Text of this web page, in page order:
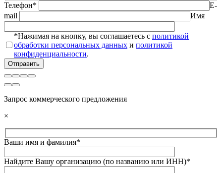
Телефон*
E-
mail
Имя
*Нажимая на кнопку, вы соглашаетесь с политикой
обработки персональных данных и политикой
конфиденциальности.
Запрос коммерческого предложения
×
Ваши имя и фамилия*
Найдите Вашу организацию (по названию или ИНН)*